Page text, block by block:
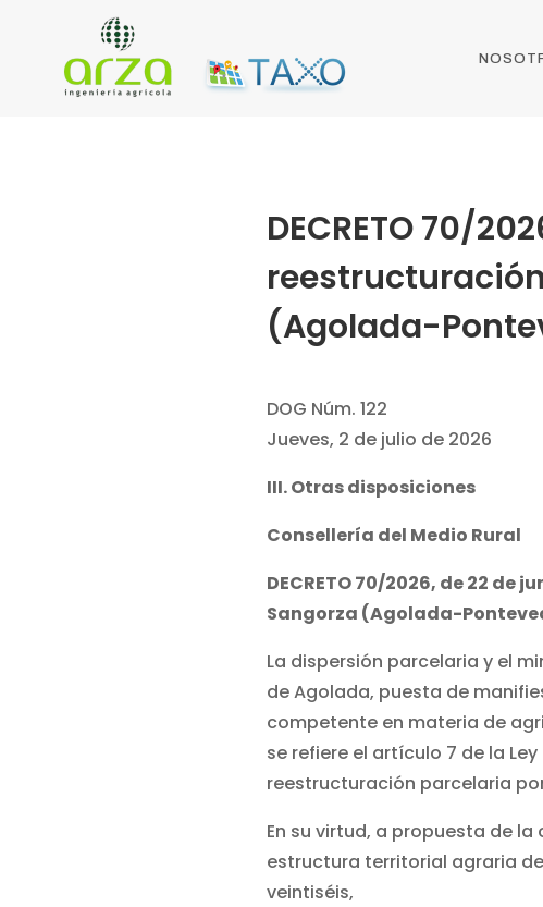
DECRETO 70/
(Agolada-
DOG Núm. 122
Jueves, 2 de julio de 2026
III. Otras disposiciones
Consellería del Medio Rural
DECRETO 70/2026, de 22
Sangorza (Agolada-
La dispersión parcelaria y el
de Agolada, puesta de
competente en materia de
se refiere el artículo 7 de la
reestructuración parcelaria
En su virtud, a propuesta de
estructura territorial agraria
veintiséis,